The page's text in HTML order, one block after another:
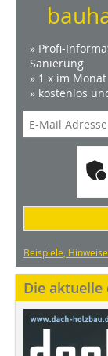
» Profi-
Sanierung
» 1 x im Monat
» kostenlos
Beispiele,
Die aktuelle